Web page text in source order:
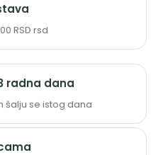
RSD rsd
radna dana
šalju se istog dana